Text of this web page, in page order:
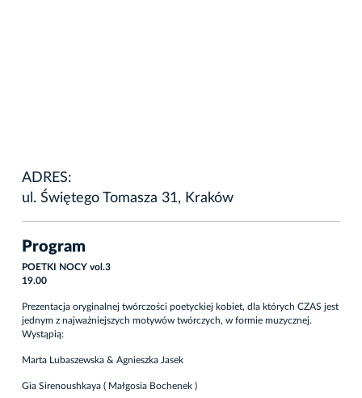
ADRES:
ul. Świętego Tomasza 31, Kraków
Program
POETKI NOCY vol.3
19.00
Prezentacja oryginalnej twórczości poetyckiej kobiet, dla których CZAS jest
jednym z najważniejszych motywów twórczych, w formie muzycznej.
Wystąpią:
Marta Lubaszewska & Agnieszka Jasek
Gia Sirenoushkaya ( Małgosia Bochenek )